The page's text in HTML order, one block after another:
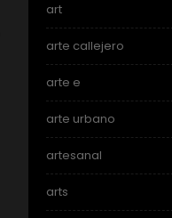
art
arte callejero
arte e
arte urbano
artesanal
arts